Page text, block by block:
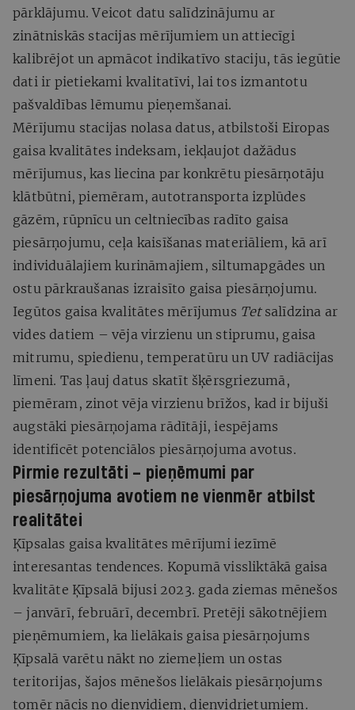
pārklājumu. Veicot datu salīdzinājumu ar
zinātniskās stacijas mērījumiem un attiecīgi
kalibrējot un apmācot indikatīvo staciju, tās iegūtie
dati ir pietiekami kvalitatīvi, lai tos izmantotu
pašvaldības lēmumu pieņemšanai.
Mērījumu stacijas nolasa datus, atbilstoši Eiropas
gaisa kvalitātes indeksam, iekļaujot dažādus
mērījumus, kas liecina par konkrētu piesārņotāju
klātbūtni, piemēram, autotransporta izplūdes
gāzēm, rūpnīcu un celtniecības radīto gaisa
piesārņojumu, ceļa kaisīšanas materiāliem, kā arī
individuālajiem kurināmajiem, siltumapgādes un
ostu pārkraušanas izraisīto gaisa piesārņojumu.
Iegūtos gaisa kvalitātes mērījumus Tetsalīdzina ar
vides datiem – vēja virzienu un stiprumu, gaisa
mitrumu, spiedienu, temperatūru un UV radiācijas
līmeni. Tas ļauj datus skatīt šķērsgriezumā,
piemēram, zinot vēja virzienu brīžos, kad ir bijuši
augstāki piesārņojama rādītāji, iespējams
identificēt potenciālos piesārņojuma avotus.
Pirmie rezultāti – pieņēmumi par
piesārņojuma avotiem ne vienmēr atbilst
realitātei
Ķīpsalas gaisa kvalitātes mērījumi iezīmē
interesantas tendences. Kopumā vissliktākā gaisa
kvalitāte Ķīpsalā bijusi 2023. gada ziemas mēnešos
– janvārī, februārī, decembrī. Pretēji sākotnējiem
pieņēmumiem, ka lielākais gaisa piesārņojums
Ķīpsalā varētu nākt no ziemeļiem un ostas
teritorijas, šajos mēnešos lielākais piesārņojums
tomēr nācis no dienvidiem, dienvidrietumiem.